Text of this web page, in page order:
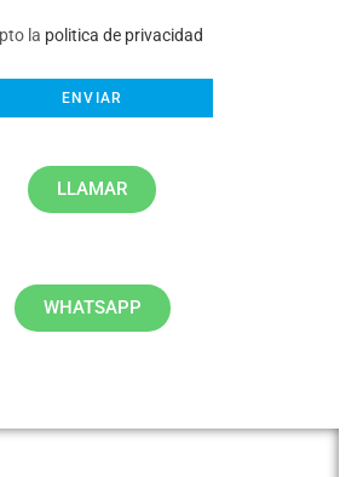
la politica de privacidad
LLAMAR
WHATSAPP